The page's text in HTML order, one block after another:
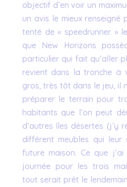
objectif d’en voir un
un avis le mieux renseigné
tenté de « speedrunner »
que New Horizons
particulier qui fait qu’aller
revient dans la tronche à
gros, très tôt dans le jeu, il
préparer le terrain pour
habitants que l’on peut
d’autres îles désertes (j’y
différent meubles qui leur
future maison. Ce que
journée pour les trois
tout serait prêt le